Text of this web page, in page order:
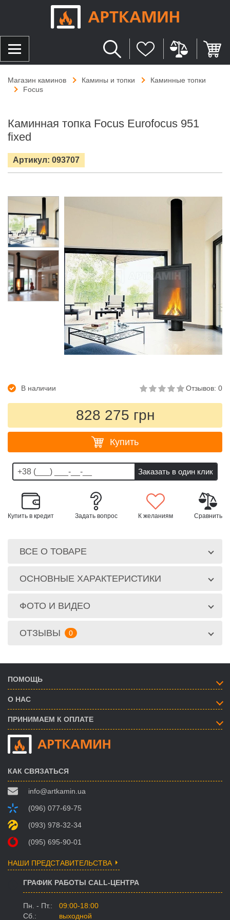
Магазин каминов Камины и топки
Каминные топки
Focus
Каминная топка Focus Eurofocus 951
fixed
Артикул: 093707
В наличии Отзывов: 0
828 275 грн
Купить
Купить в кредит Задать вопрос К желаниям Сравнить
ВСЕ О ТОВАРЕ
ОСНОВНЫЕ ХАРАКТЕРИСТИКИ
ФОТО И ВИДЕО
ОТЗЫВЫ 0
ПОМОЩЬ
О НАС
ПРИНИМАЕМ К ОПЛАТЕ
КАК СВЯЗАТЬСЯ
info@artkamin.ua
(096) 077-69-75
(093) 978-32-34
(095) 695-90-01
НАШИ ПРЕДСТАВИТЕЛЬСТВА
ГРАФИК РАБОТЫ CALL-ЦЕНТРА
Пн. - Пт.:
09:00-18:00
Сб.:
выходной